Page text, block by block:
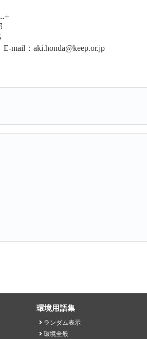
：aki.honda@keep.or.jp
環境用語集
ランダム表示
環境全般